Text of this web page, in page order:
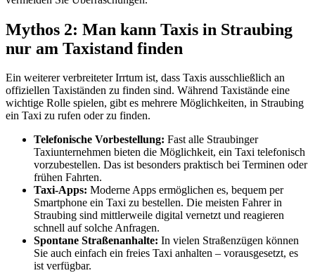
Mythos 2: Man kann Taxis in Straubing
nur am Taxistand finden
Ein weiterer verbreiteter Irrtum ist, dass Taxis ausschließlich an
offiziellen Taxiständen zu finden sind. Während Taxistände eine
wichtige Rolle spielen, gibt es mehrere Möglichkeiten, in Straubing
ein Taxi zu rufen oder zu finden.
Telefonische Vorbestellung: Fast alle Straubinger
Taxiunternehmen bieten die Möglichkeit, ein Taxi telefonisch
vorzubestellen. Das ist besonders praktisch bei Terminen oder
frühen Fahrten.
Taxi-Apps: Moderne Apps ermöglichen es, bequem per
Smartphone ein Taxi zu bestellen. Die meisten Fahrer in
Straubing sind mittlerweile digital vernetzt und reagieren
schnell auf solche Anfragen.
Spontane Straßenanhalte: In vielen Straßenzügen können
Sie auch einfach ein freies Taxi anhalten – vorausgesetzt, es
ist verfügbar.